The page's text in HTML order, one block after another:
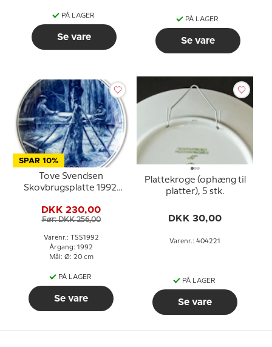
PÅ LAGER
Se vare
PÅ LAGER
Se vare
SPAR 10%
Tove Svendsen
Skovbrugsplatte 1992,
DKK 230,00
Før: DKK 256,00
Varenr.: TSS1992
Årgang: 1992
Mål: Ø: 20 cm
PÅ LAGER
Se vare
Plattekroge (ophæng til
platter), 5 stk.
DKK 30,00
Varenr.: 404221
PÅ LAGER
Se vare